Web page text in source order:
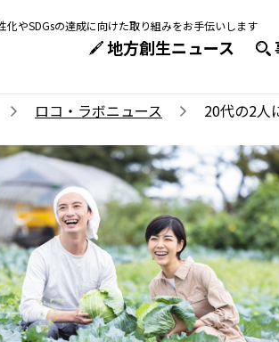
化やSDGsの達成に向けた取り組みをお手伝いします
地方創生ニュース
ロコ・ラボニュース 20代の2人